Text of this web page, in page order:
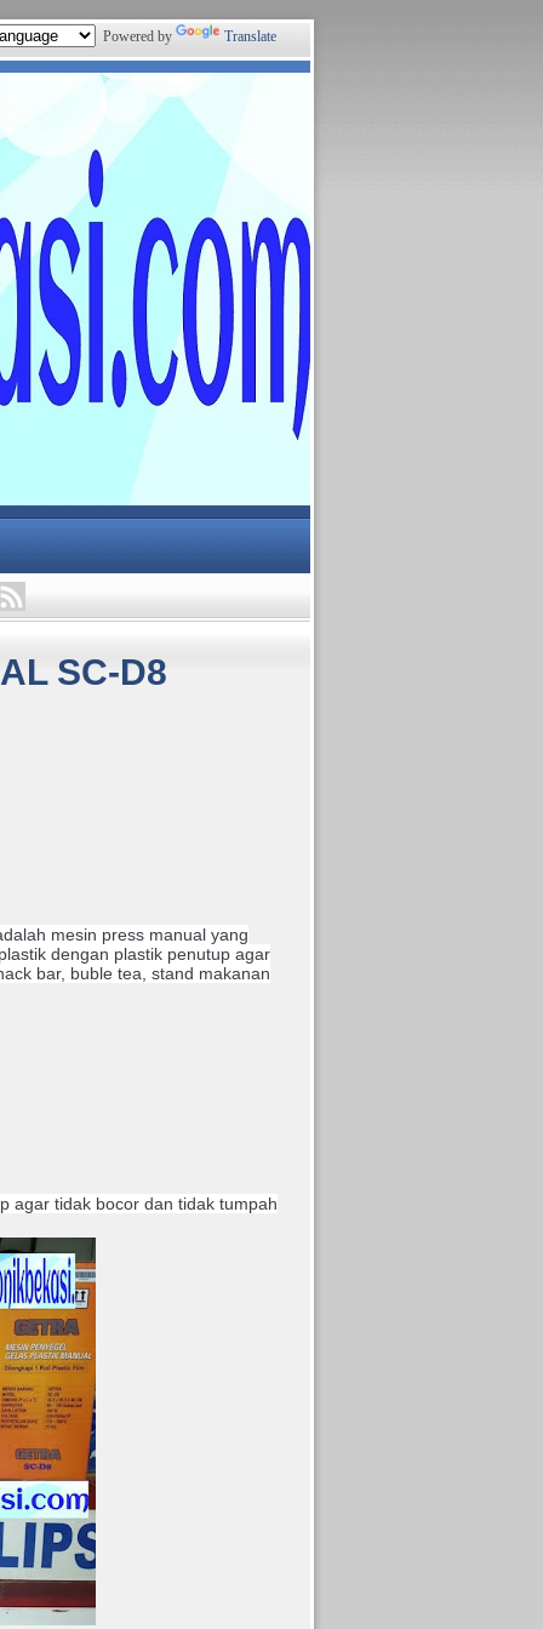
Powered by Translate
SC-D8
mesin press manual yang
dengan plastik penutup agar
bar, buble tea, stand makanan
agar tidak bocor dan tidak tumpah